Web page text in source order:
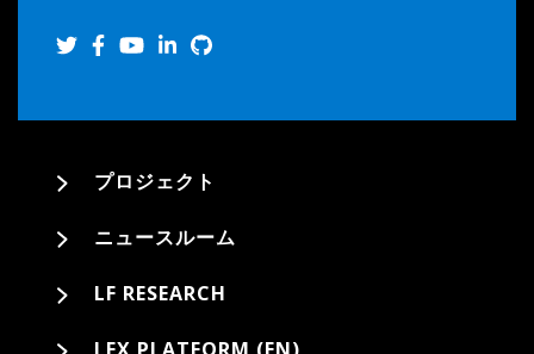
プロジェクト
ニュースルーム
LF RESEARCH